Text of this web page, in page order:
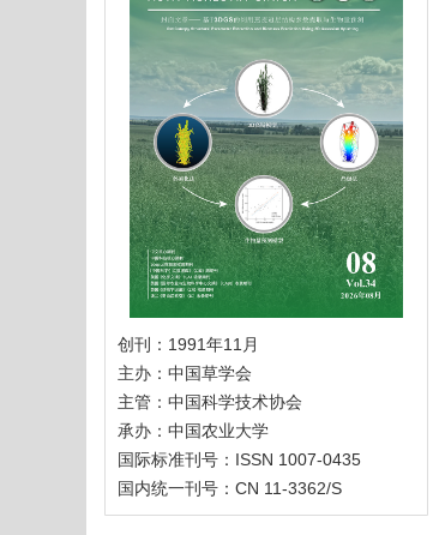
创刊：1991年11月
主办：中国草学会
主管：中国科学技术协会
承办：中国农业大学
国际标准刊号：ISSN 1007-0435
国内统一刊号：CN 11-3362/S